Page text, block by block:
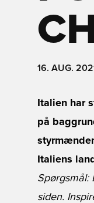
16. AUG.
Italien har
på
Italiens
Spørgsmål:
siden.